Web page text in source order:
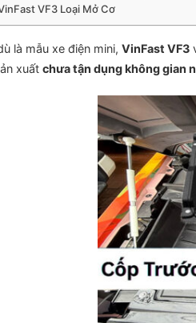
VF3 Loại Mở Cơ
là mẫu xe điện mini, VinFast VF3
xuất chưa tận dụng không gian